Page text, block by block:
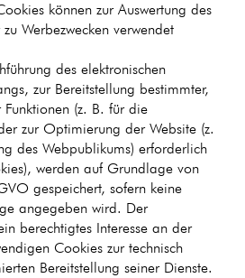
können zur Auswertung des
Werbezwecken verwendet
des elektronischen
zur Bereitstellung bestimmter,
Funktionen (z. B. für die
zur Optimierung der Website (z.
des Webpublikums) erforderlich
werden auf Grundlage von
gespeichert, sofern keine
angegeben wird. Der
berechtigtes Interesse an der
Cookies zur technisch
Bereitstellung seiner Dienste.